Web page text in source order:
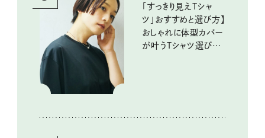
「すっきり見えTシャ
ツ」おすすめと選び方】
おしゃれに体型カバー
が叶うTシャツ選びの